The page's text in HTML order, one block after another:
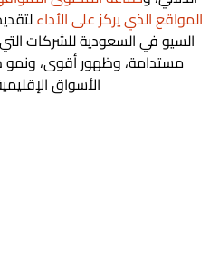
المواقع الذي يركز على الأداء
السيو في السعودية للشركات
مستدامة، وظهور أقوى، ونمو
الأسواق